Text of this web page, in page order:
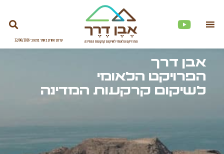
אבן דרך
הפרויקט הלאומי
לשיקום קרקעות המדינה